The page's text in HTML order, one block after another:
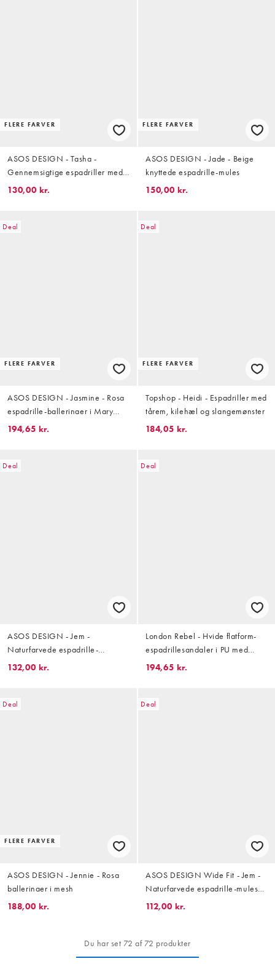
FLERE FARVER
ASOS DESIGN - Tasha -
Gennemsigtige espadriller med
kilehæl
130,00 kr.
FLERE FARVER
ASOS DESIGN - Jade - Beige
knyttede espadrille-mules
150,00 kr.
Deal
FLERE FARVER
ASOS DESIGN - Jasmine - Rosa
espadrille-ballerinaer i Mary
Jane-stil
194,65 kr.
Deal
FLERE FARVER
Topshop - Heidi - Espadriller med
tårem, kilehæl og slangemønster
184,05 kr.
Deal
ASOS DESIGN - Jem -
Naturfarvede espadrille-
sandaler med sløjfe
132,00 kr.
Deal
London Rebel - Hvide flatform-
espadrillesandaler i PU med
tårem
194,65 kr.
Deal
FLERE FARVER
ASOS DESIGN - Jennie - Rosa
ballerinaer i mesh
188,00 kr.
Deal
ASOS DESIGN Wide Fit - Jem -
Naturfarvede espadrille-mules
med sløjfedetalje
112,00 kr.
Du har set 72 af 72 produkter